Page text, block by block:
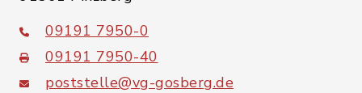
09191 7950-0
09191 7950-40
poststelle@vg-gosberg.de